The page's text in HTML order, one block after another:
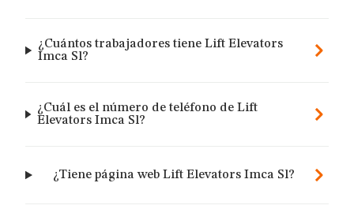
¿Cuántos trabajadores tiene Lift Elevators
Imca Sl?
¿Cuál es el número de teléfono de Lift
Elevators Imca Sl?
¿Tiene página web Lift Elevators Imca Sl?